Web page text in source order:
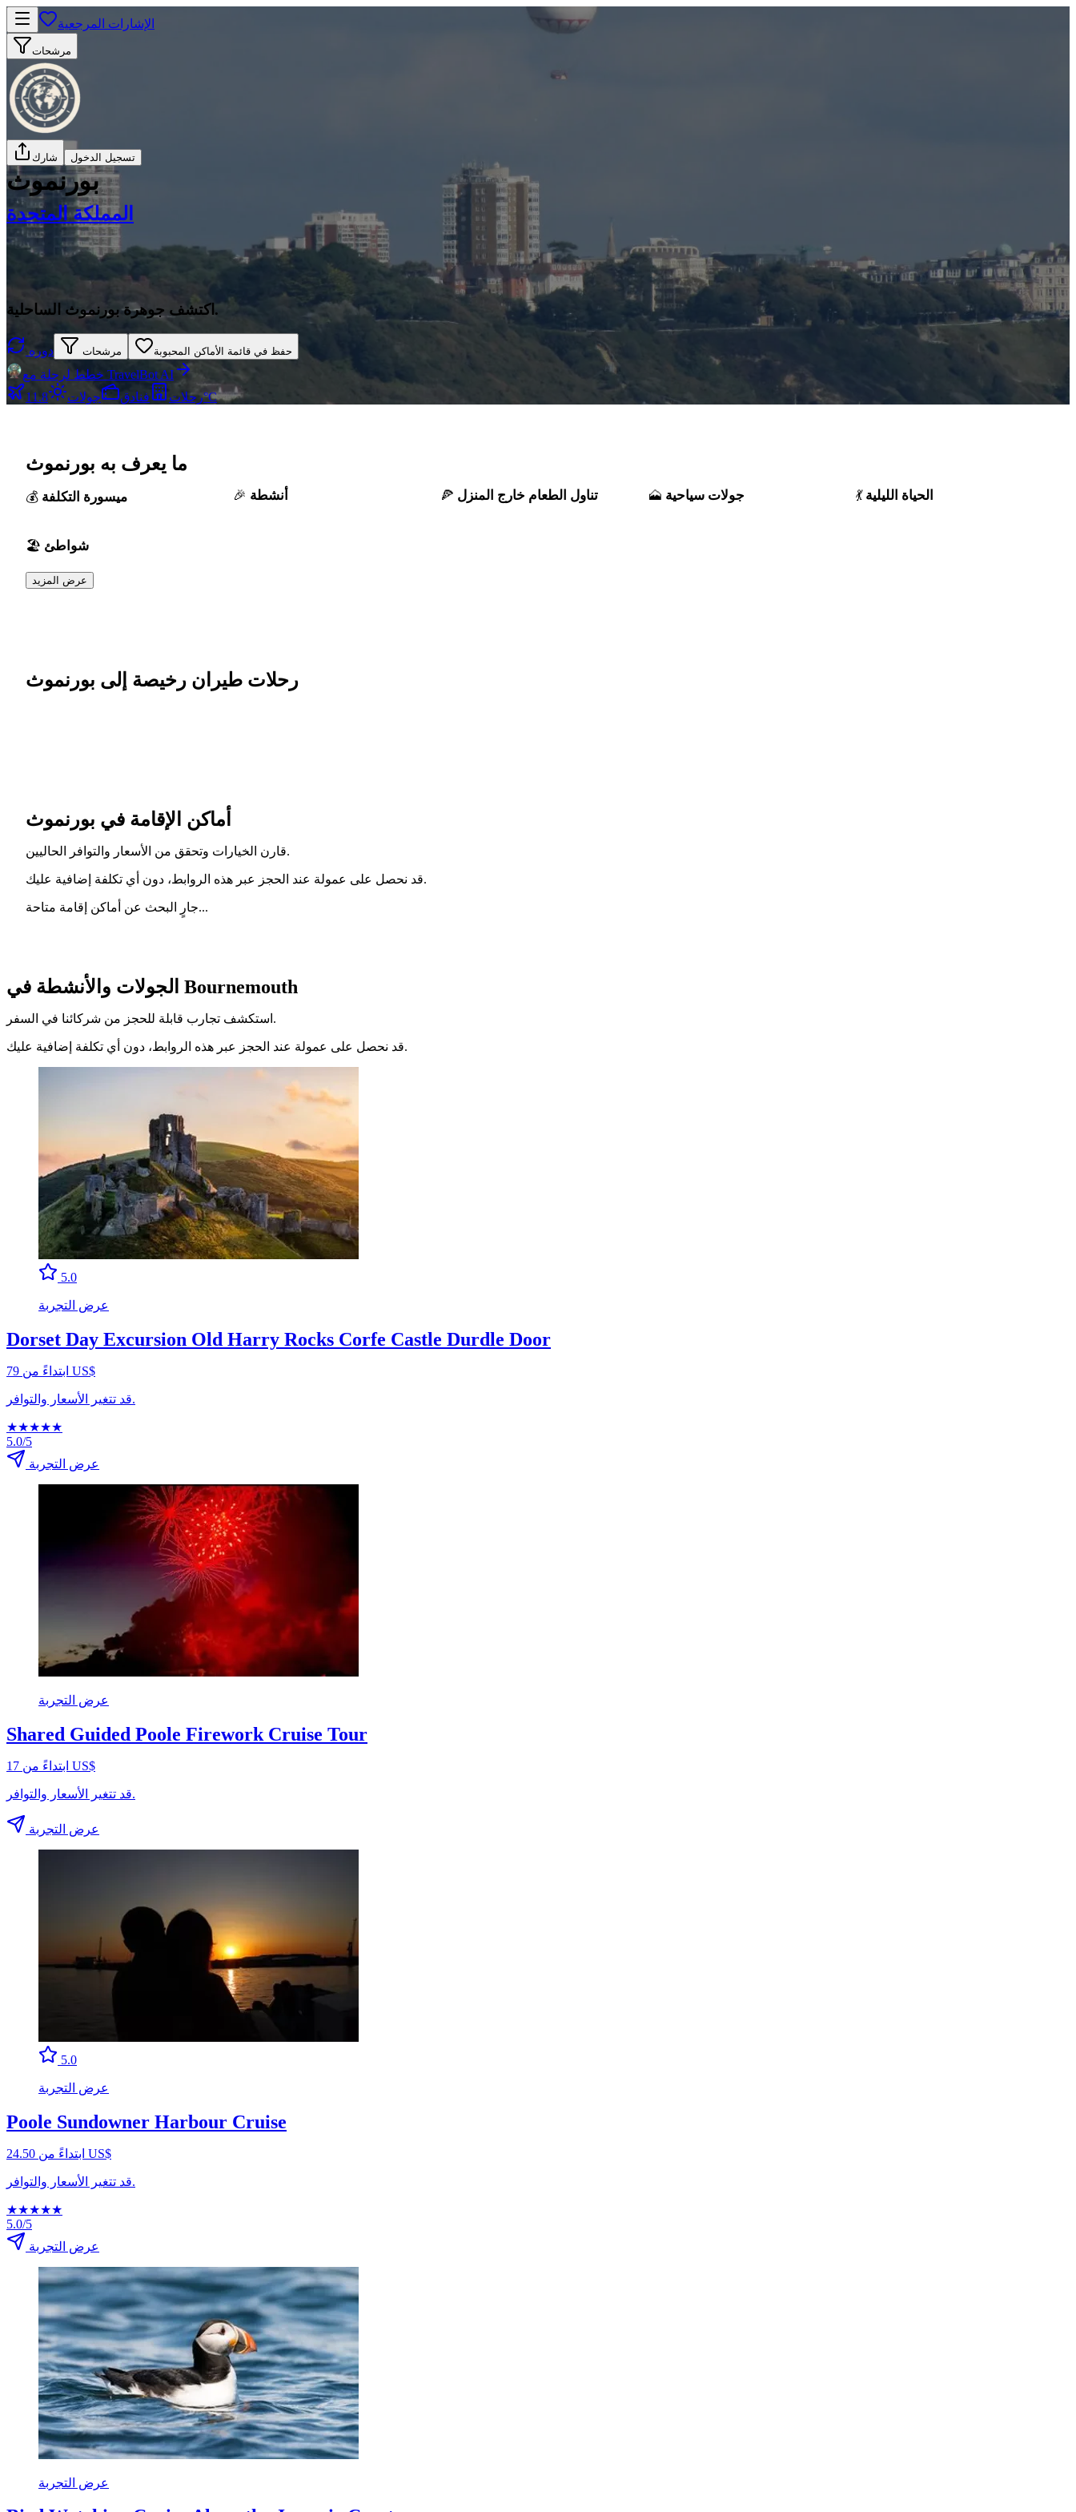
الإشارات المرجعية
مرشحات
شارك تسجيل الدخول
بورنموث
المملكة المتحدة
اكتشف جوهرة بورنموث الساحلية.
دوره مرشحات حفظ في قائمة الأماكن المحبوبة
خطط لرحلة مع TravelBot AI
رحلات
فنادق جولات 11.8°C
ما يعرف به بورنموث
ميسورة التكلفة أنشطة تناول الطعام خارج المنزل جولات سياحية الحياة الليلية
شواطئ
عرض المزيد
رحلات طيران رخيصة إلى بورنموث
أماكن الإقامة في بورنموث
قارن الخيارات وتحقق من الأسعار والتوافر الحاليين.
قد نحصل على عمولة عند الحجز عبر هذه الروابط، دون أي تكلفة إضافية عليك.
جارٍ البحث عن أماكن إقامة متاحة...
الجولات والأنشطة في Bournemouth
استكشف تجارب قابلة للحجز من شركائنا في السفر.
قد نحصل على عمولة عند الحجز عبر هذه الروابط، دون أي تكلفة إضافية عليك.
5.0
عرض التجربة
Dorset Day Excursion Old Harry Rocks Corfe Castle Durdle Door
ابتداءً من ‏79 US$
قد تتغير الأسعار والتوافر.
★★★★★
5.0/5
عرض التجربة
عرض التجربة
Shared Guided Poole Firework Cruise Tour
ابتداءً من ‏17 US$
قد تتغير الأسعار والتوافر.
عرض التجربة
5.0
عرض التجربة
Poole Sundowner Harbour Cruise
ابتداءً من ‏24.50 US$
قد تتغير الأسعار والتوافر.
★★★★★
5.0/5
عرض التجربة
عرض التجربة